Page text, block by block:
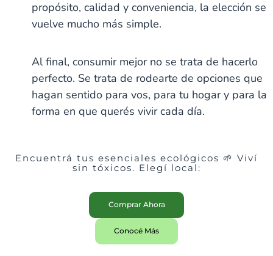
propósito, calidad y conveniencia, la elección se
vuelve mucho más simple.
Al final, consumir mejor no se trata de hacerlo
perfecto. Se trata de rodearte de opciones que
hagan sentido para vos, para tu hogar y para la
forma en que querés vivir cada día.
Encuentrá tus esenciales ecológicos 🌱 Viví
sin tóxicos. Elegí local:
Comprar Ahora
Conocé Más